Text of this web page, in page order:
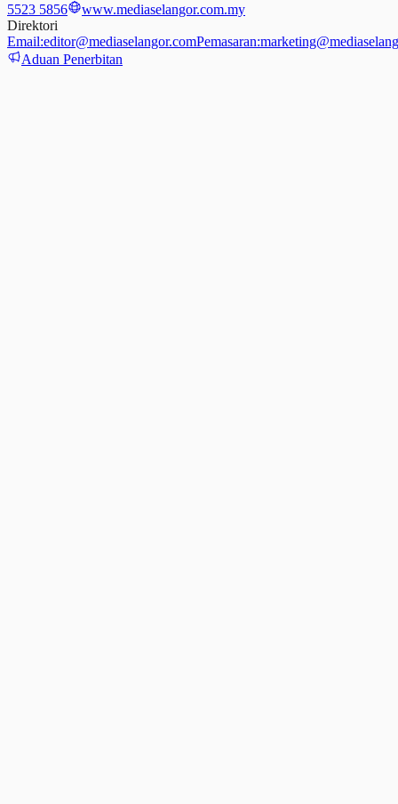
5523 5856
www.mediaselangor.com.my
Direktori
Email:editor@mediaselangor.comPemasaran:
Aduan Penerbitan